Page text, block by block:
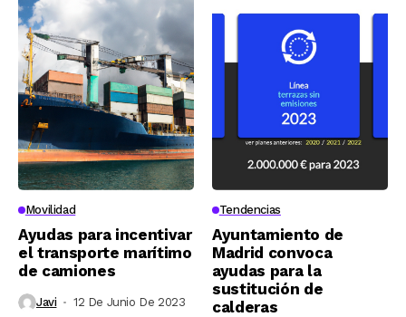
Movilidad
Ayudas para incentivar
el transporte marítimo
de camiones
Javi 12 De Junio De 2023
Tendencias
Ayuntamiento de
Madrid convoca
ayudas para la
sustitución de
calderas